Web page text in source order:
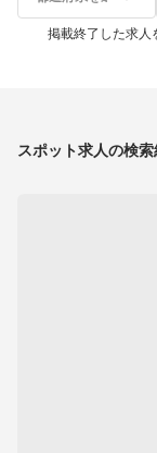
掲載終了した求人
スポット求人の検